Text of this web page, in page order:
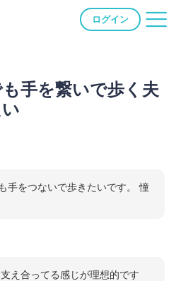
ログイン
手を繋いで歩く夫
手をつないで歩きたいです。 憧
え合ってる感じが理想的です